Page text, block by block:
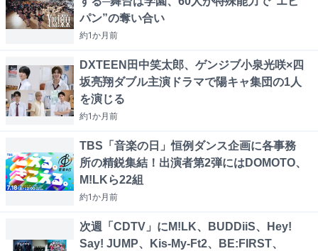
パン”の奪い合い
約1か月前
DXTEEN田中笑太郎、ゲンジブ小泉光咲×四
坂亮翔ダブル主演ドラマで陽キャ集団の1人
を演じる
約1か月前
TBS「音楽の日」恒例ダンス企画に各事務
所の精鋭集結！出演者第2弾にはDOMOTO、
M!LKら22組
約1か月前
次週「CDTV」にM!LK、BUDDiiS、Hey!
Say! JUMP、Kis-My-Ft2、BE:FIRST、